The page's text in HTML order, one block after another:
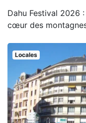
Dahu Festival 2026
cœur des
Locales